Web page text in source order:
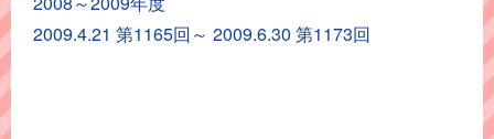
イ
2009.4.21 第1165回～ 2009.6.30 第1173回